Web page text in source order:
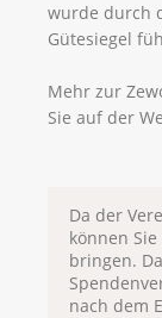
wurde durch
Gütesiegel
Mehr zur
Sie auf der
Da der
können
bringen.
nach dem